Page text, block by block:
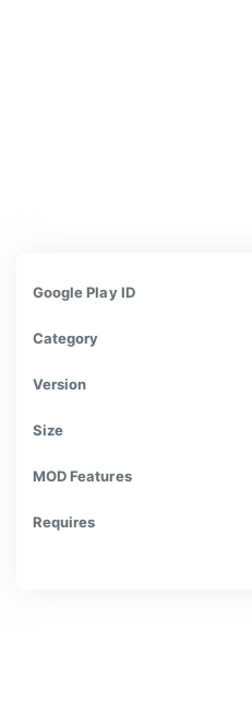
Google Play ID
Category
Version
Size
MOD Features
Requires